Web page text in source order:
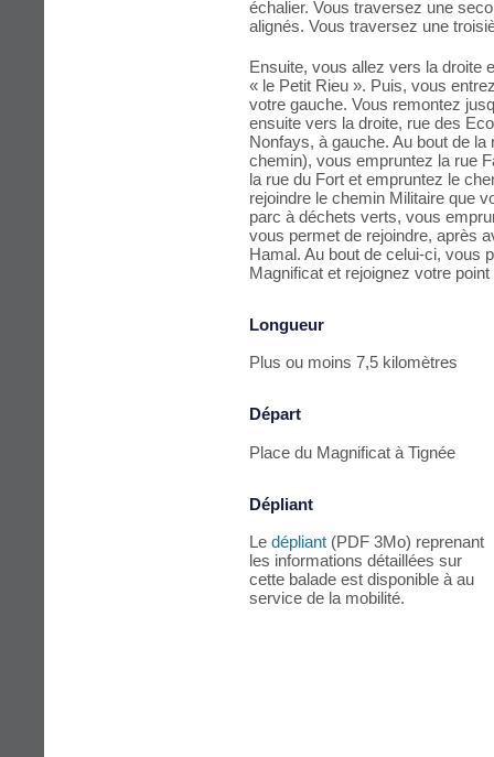
échalier. Vous traversez une
alignés. Vous traversez une
Ensuite, vous allez vers la droite
« le Petit Rieu ». Puis, vous
votre gauche. Vous remontez
ensuite vers la droite, rue des
Nonfays, à gauche. Au bout de
chemin), vous empruntez la rue
la rue du Fort et empruntez le
rejoindre le chemin Militaire que
parc à déchets verts, vous
vous permet de rejoindre, après
Hamal. Au bout de celui-ci, vous
Magnificat et rejoignez votre point
Longueur
Plus ou moins 7,5 kilomètres
Départ
Place du Magnificat à Tignée
Dépliant
Le dépliant (PDF 3Mo) reprenant
les informations détaillées sur
cette balade est disponible à au
service de la mobilité.